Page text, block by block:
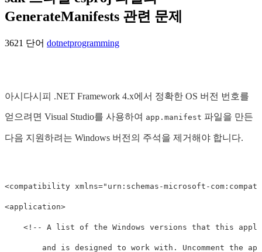
GenerateManifests 관련 문제
3621 단어 dotnetprogramming
아시다시피 .NET Framework 4.x에서 정확한 OS 버전 번호를
얻으려면 Visual Studio를 사용하여 app.manifest 파일을 만든
다음 지원하려는 Windows 버전의 주석을 제거해야 합니다.
<compatibility xmlns="urn:schemas-microsoft-
<application>
<!-- A list of the Windows versions that this
and is designed to work with. Uncomment the